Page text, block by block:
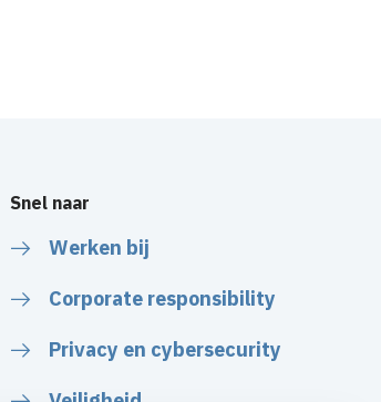
Snel naar
Werken bij
Corporate responsibility
Privacy en cybersecurity